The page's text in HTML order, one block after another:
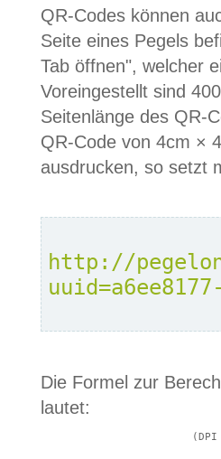
QR-Codes können
Seite eines Pegels
Tab öffnen", welcher
Voreingestellt sind
Seitenlänge des QR-
QR-Code von 4cm ×
ausdrucken, so setzt
http://
Die Formel zur
lautet: